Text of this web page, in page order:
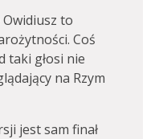
Owidiusz to
Coś
taki głosi nie
na Rzym
jest sam finał